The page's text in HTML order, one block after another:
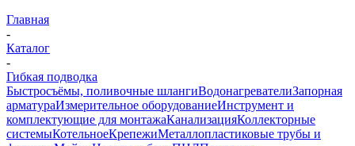
Главная
-
Каталог
-
Гибкая подводка
Быстросъёмы, поливочные шлангиВодонагревателиЗапорная
арматураИзмерительное оборудованиеИнструмент и
комплектующие для монтажаКанализацияКоллекторные
системыКотельноеКрепежиМеталлопластиковые трубы и